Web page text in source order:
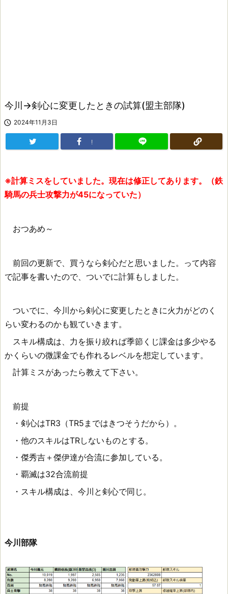
今川→剣心に変更したときの試算(盟主部隊)
 2024年11月3日
!
※計算ミスをしていました。現在は修正してあります。（鉄
騎馬の兵士攻撃力が45になっていた）
おつあめ～
前回の更新で、買うなら剣心だと思いました。って内容
で記事を書いたので、ついでに計算もしました。
ついでに、今川から剣心に変更したときに火力がどのく
らい変わるのかも観ていきます。
スキル構成は、力を振り絞れば季節くじ課金は多少やる
かくらいの微課金でも作れるレベルを想定しています。
計算ミスがあったら教えて下さい。
前提
・剣心はTR3（TR5まではきつそうだから）。
・他のスキルはTRしないものとする。
・傑秀吉＋傑伊達が合流に参加している。
・覇滅は32合流前提
・スキル構成は、今川と剣心で同じ。
今川部隊